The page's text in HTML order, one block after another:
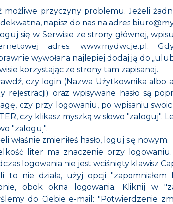
możliwe przyczyny problemu. Jeżeli
napisz do nas na adres
się w Serwisie ze strony głównej,
adres: www.mydwoje.pl .
wywołana najlepiej dodaj ją do
korzystając ze strony tam zapisanej.
czy login (Nazwa Użytkownika albo
rejestracji) oraz wpisywane hasło są
czy przy logowaniu, po wpisaniu
czy klikasz myszką w słowo "zaloguj".
"zaloguj".
właśnie zmieniłeś hasło, loguj się nowym.
liter ma znaczenie przy
logowania nie jest wciśnięty klawisz
to nie działa, użyj opcji "zapomniałem
obok okna logowania. Kliknij w
do Ciebie e-mail: "Potwierdzenie